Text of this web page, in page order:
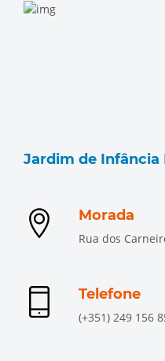
Jardim de Infância
Morada
Rua dos
Telefone
(+351) 249 156